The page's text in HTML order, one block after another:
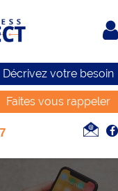
Décrivez votre besoin
Faites vous rappeler